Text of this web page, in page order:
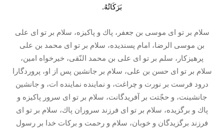
بَرَكَاتُهُ.
سلام بر تو اى موسى بن جعفر، پاك و پاكيزه، سلام بر تو اى على
بن موسى الرضا، امام پسنديده، سلام بر تو اى محمد بن على
پرهيزکار، سلم بر تو اى على بن محمد النّقى، خيرخواه امين،
سلام بر تو اى حسن بن على، سلام بر جانشين پس از او، پروردگارا
درود فرست بر نورت و چراغت، و نماينده نماينده ات، و جانشين
جانشينت، و حجّتت بر آفريدگانت، سلام بر تو اى سرور پاكيزه و
پاك و برگزيده، سلام بر تو اى فرزند سروران پاك، سلام بر تو اى
فرزند برگزيدگان و خوبان، سلام و رحمت و بركات خدا بر رسول